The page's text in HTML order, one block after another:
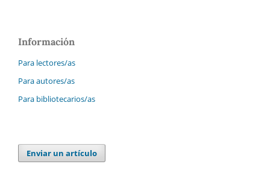
Información
Para lectores/as
Para autores/as
Para bibliotecarios/as
Enviar un artículo